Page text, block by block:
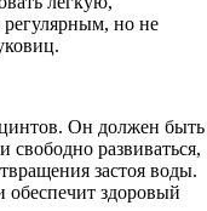
но не
Он должен быть
свободно развиваться,
застоя воды.
обеспечит здоровый